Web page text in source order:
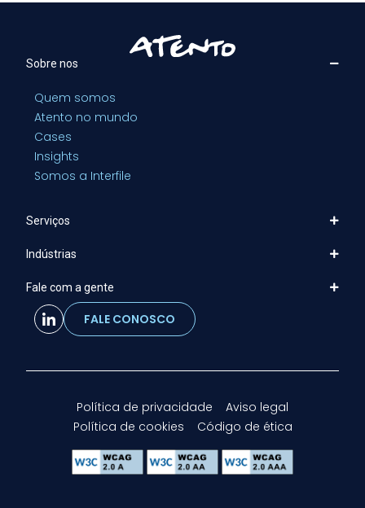
Sobre nos
Quem somos
Atento no mundo
Cases
Insights
Somos a Interfile
Serviços
Indústrias
Fale com a gente
FALE CONOSCO
Política de privacidade
Aviso legal
Política de cookies
Código de ética